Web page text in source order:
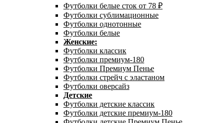
Футболки белые сток от 78 ₽
Футболки сублимационные
Футболки однотонные
Футболки белые
Женские:
Футболки классик
Футболки премиум-180
Футболки Премиум Пенье
Футболки стрейч с эластаном
Футболки оверсайз
Детские
Футболки детские классик
Футболки детские премиум-180